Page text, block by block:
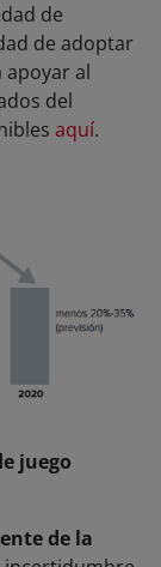
de
de adoptar
apoyar al
del
aquí.
juego
de la